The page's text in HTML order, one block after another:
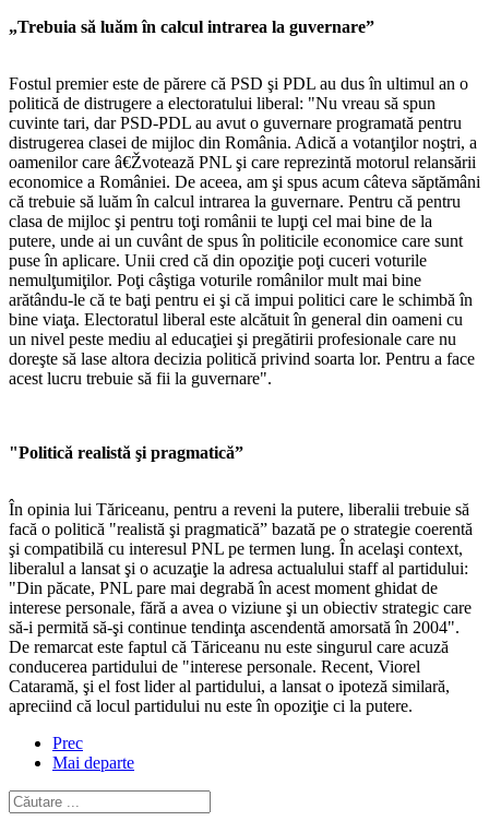
„Trebuia să luăm în calcul intrarea la guvernare”
Fostul premier este de părere că PSD şi PDL au dus în ultimul an o
politică de distrugere a electoratului liberal: "Nu vreau să spun
cuvinte tari, dar PSD-PDL au avut o guvernare programată pentru
distrugerea clasei de mijloc din România. Adică a votanţilor noştri, a
oamenilor care â€Žvotează PNL şi care reprezintă motorul relansării
economice a României. De aceea, am şi spus acum câteva săptămâni
că trebuie să luăm în calcul intrarea la guvernare. Pentru că pentru
clasa de mijloc şi pentru toţi românii te lupţi cel mai bine de la
putere, unde ai un cuvânt de spus în politicile economice care sunt
puse în aplicare. Unii cred că din opoziţie poţi cuceri voturile
nemulţumiţilor. Poţi câştiga voturile românilor mult mai bine
arătându-le că te baţi pentru ei şi că impui politici care le schimbă în
bine viaţa. Electoratul liberal este alcătuit în general din oameni cu
un nivel peste mediu al educaţiei şi pregătirii profesionale care nu
doreşte să lase altora decizia politică privind soarta lor. Pentru a face
acest lucru trebuie să fii la guvernare".
"Politică realistă şi pragmatică”
În opinia lui Tăriceanu, pentru a reveni la putere, liberalii trebuie să
facă o politică "realistă şi pragmatică” bazată pe o strategie coerentă
şi compatibilă cu interesul PNL pe termen lung. În acelaşi context,
liberalul a lansat şi o acuzaţie la adresa actualului staff al partidului:
"Din păcate, PNL pare mai degrabă în acest moment ghidat de
interese personale, fără a avea o viziune şi un obiectiv strategic care
să-i permită să-şi continue tendinţa ascendentă amorsată în 2004".
De remarcat este faptul că Tăriceanu nu este singurul care acuză
conducerea partidului de "interese personale. Recent, Viorel
Cataramă, şi el fost lider al partidului, a lansat o ipoteză similară,
apreciind că locul partidului nu este în opoziţie ci la putere.
Prec
Mai departe